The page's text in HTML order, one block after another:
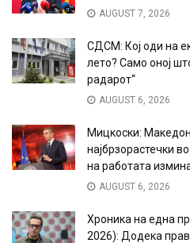
AUGUST 7, 2026
СДСМ: Кој оди на
лето? Само оној
радарот“
AUGUST 6, 2026
Мицкоски:
најбрзорастечки
на работата
AUGUST 6, 2026
Хроника на една
2026): Додека